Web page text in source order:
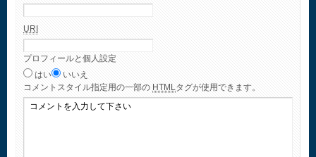
URI
プロフィールと個人設定
はい
いいえ
コメント スタイル指定用の一部の HTMLタグが使用できます。